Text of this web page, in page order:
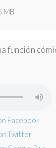
MB
función